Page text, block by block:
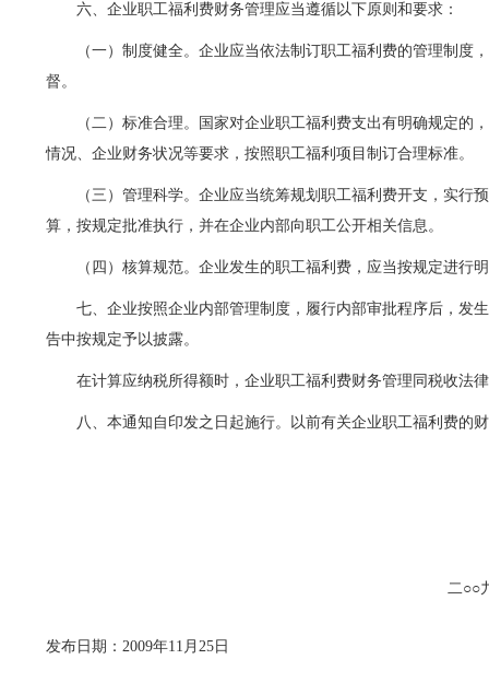
六、企业职工福利费财务管理应当遵循以下原则和要求：
（一）制度健全。企业应当依法制订职工福利费的管理制
督。
（二）标准合理。国家对企业职工福利费支出有明确规定
情况、企业财务状况等要求，按照职工福利项目制订合理标准。
（三）管理科学。企业应当统筹规划职工福利费开支，实
算，按规定批准执行，并在企业内部向职工公开相关信息。
（四）核算规范。企业发生的职工福利费，应当按规定进行
七、企业按照企业内部管理制度，履行内部审批程序后，发
告中按规定予以披露。
在计算应纳税所得额时，企业职工福利费财务管理同税收法
八、本通知自印发之日起施行。以前有关企业职工福利费的
二○○
发布日期：2009年11月25日